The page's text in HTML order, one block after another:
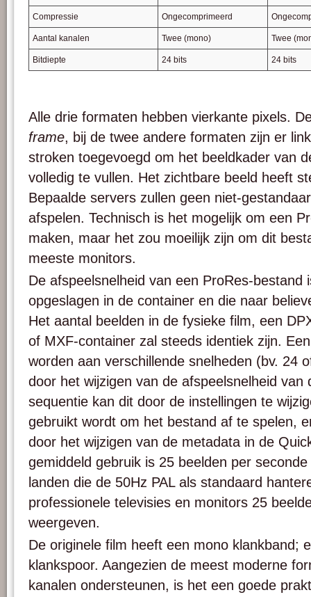
Compressie Ongecomprimeerd
Aantal kanalen Twee (mono) Twee
Bitdiepte 24 bits 24 bits
Alle drie formaten hebben vierkante pixels.
frame, bij de twee andere formaten zijn er
stroken toegevoegd om het beeldkader van
volledig te vullen. Het zichtbare beeld heeft
Bepaalde servers zullen geen niet-
afspelen. Technisch is het mogelijk om een
maken, maar het zou moeilijk zijn om dit
meeste monitors.
De afspeelsnelheid van een ProRes-bestand
opgeslagen in de container en die naar
Het aantal beelden in de fysieke film, een
of MXF-container zal steeds identiek zijn.
worden aan verschillende snelheden (bv. 24
door het wijzigen van de afspeelsnelheid van
sequentie kan dit door de instellingen te
gebruikt wordt om het bestand af te spelen,
door het wijzigen van de metadata in de
gemiddeld gebruik is 25 beelden per
landen die de 50Hz PAL als standaard
professionele televisies en monitors 25
weergeven.
De originele film heeft een mono klankband;
klankspoor. Aangezien de meest moderne
kanalen ondersteunen, is het een goede